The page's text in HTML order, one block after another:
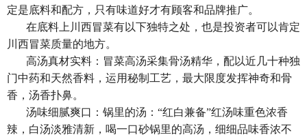
定是底料和配方，只有味道好才有顾客和品牌推广。
在底料上川西冒菜有以下独特之处，也是投资者可以肯定
川西冒菜质量的地方。
高汤真材实料：冒菜高汤采集骨汤精华，配以近几十种独
门中药和天然香料，运用秘制工艺，最大限度发挥神奇和骨
香，汤香扑鼻。
汤味细腻爽口：锅里的汤：“红白兼备”红汤味重色浓香
辣，白汤淡雅清新，喝一口砂锅里的高汤，细细品味香浓不